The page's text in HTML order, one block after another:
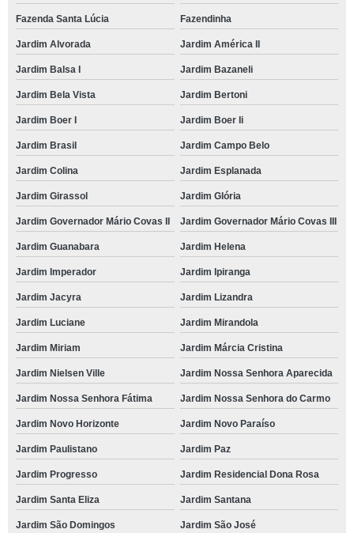
Fazenda Santa Lúcia Fazendinha
Jardim Alvorada Jardim América II
Jardim Balsa I Jardim Bazaneli
Jardim Bela Vista Jardim Bertoni
Jardim Boer I Jardim Boer Ii
Jardim Brasil Jardim Campo Belo
Jardim Colina Jardim Esplanada
Jardim Girassol Jardim Glória
Jardim Governador Mário Covas II Jardim Governador Mário Covas III
Jardim Guanabara Jardim Helena
Jardim Imperador Jardim Ipiranga
Jardim Jacyra Jardim Lizandra
Jardim Luciane Jardim Mirandola
Jardim Miriam Jardim Márcia Cristina
Jardim Nielsen Ville Jardim Nossa Senhora Aparecida
Jardim Nossa Senhora Fátima Jardim Nossa Senhora do Carmo
Jardim Novo Horizonte Jardim Novo Paraíso
Jardim Paulistano Jardim Paz
Jardim Progresso Jardim Residencial Dona Rosa
Jardim Santa Eliza Jardim Santana
Jardim São Domingos Jardim São José